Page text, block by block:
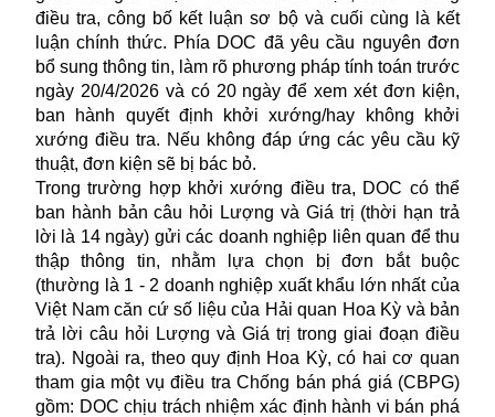
điều tra, công bố kết luận sơ bộ và cuối cùng là kết
luận chính thức. Phía DOC đã yêu cầu nguyên đơn
bổ sung thông tin, làm rõ phương pháp tính toán trước
ngày 20/4/2026 và có 20 ngày để xem xét đơn kiện,
ban hành quyết định khởi xướng/hay không khởi
xướng điều tra. Nếu không đáp ứng các yêu cầu kỹ
thuật, đơn kiện sẽ bị bác bỏ.
Trong trường hợp khởi xướng điều tra, DOC có thể
ban hành bản câu hỏi Lượng và Giá trị (thời hạn trả
lời là 14 ngày) gửi các doanh nghiệp liên quan để thu
thập thông tin, nhằm lựa chọn bị đơn bắt buộc
(thường là 1 - 2 doanh nghiệp xuất khẩu lớn nhất của
Việt Nam căn cứ số liệu của Hải quan Hoa Kỳ và bản
trả lời câu hỏi Lượng và Giá trị trong giai đoạn điều
tra). Ngoài ra, theo quy định Hoa Kỳ, có hai cơ quan
tham gia một vụ điều tra Chống bán phá giá (CBPG)
gồm: DOC chịu trách nhiệm xác định hành vi bán phá